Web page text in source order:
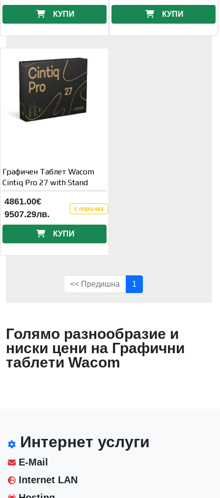
КУПИ КУПИ
Графичен Таблет Wacom
Cintiq Pro 27 with Stand
4861.00€
9507.29лв.
с поръчка
КУПИ
<< Предишна 1
Голямо разнообразие и
ниски цени на Графични
таблети Wacom
Интернет услуги
E-Mail
Internet LAN